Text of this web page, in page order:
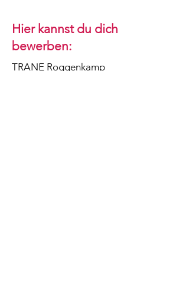
Hier kannst du dich
bewerben:
TRANE Roggenkamp